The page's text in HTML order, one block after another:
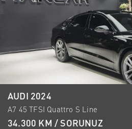
AUDI 2024
A7 45 TFSI Quattro S Line
34.300 KM / SORUNUZ